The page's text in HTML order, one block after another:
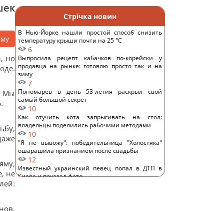
но
Мы
не
Стрічка новин
В Нью-Йорке нашли простой способ снизить
температуру крыши почти на 25 °C
6
Выпросила рецепт кабачков по-корейски у
продавца на рынке: готовлю просто так и на
зиму
7
Пономарев в день 53-летия раскрыл свой
самый большой секрет
10
Как отучить кота запрыгивать на стол:
владельцы поделились рабочими методами
10
"Я не вывожу": победительница "Холостяка"
ошарашила признанием после свадьбы
12
Известный украинский певец попал в ДТП в
Киеве и показал фото